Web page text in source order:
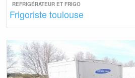
REFRIGÉRATEUR ET FRIGO
Frigoriste toulouse